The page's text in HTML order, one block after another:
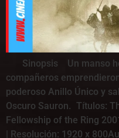
Sinopsis Un manso
compañeros
poderoso Anillo Único y
Oscuro Sauron. Títulos:
Fellowship of the Ring
| Resolución: 1920 x